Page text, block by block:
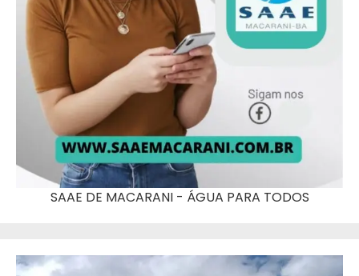
SAAE DE MACARANI - ÁGUA PARA TODOS